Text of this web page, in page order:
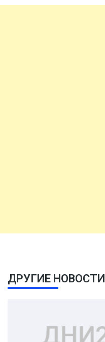
ДРУГИЕ НОВОСТИ